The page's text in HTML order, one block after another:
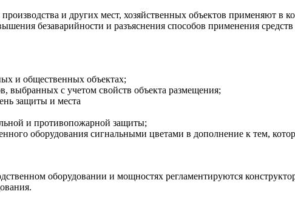
и других мест, хозяйственных объектов применяют в
безаварийности и разъяснения способов применения
и общественных объектах;
выбранных с учетом свойств объекта размещения;
защиты и места
и противопожарной защиты;
оборудования сигнальными цветами в дополнение к тем,
оборудовании и мощностях регламентируются